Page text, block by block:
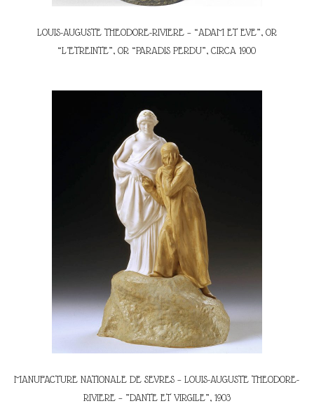
LOUIS-AUGUSTE THEODORE-RIVIERE – “ADAM ET EVE”, OR
“L’ETREINTE”, OR “PARADIS PERDU”, CIRCA 1900
MANUFACTURE NATIONALE DE SEVRES – LOUIS-AUGUSTE THEODORE-
RIVIERE – ”DANTE ET VIRGILE”, 1903